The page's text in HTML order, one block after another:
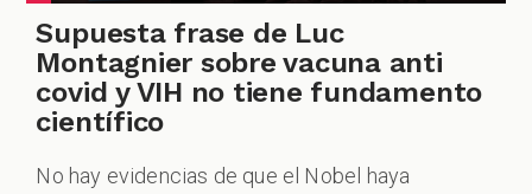
Supuesta frase de Luc
Montagnier sobre vacuna anti
covid y VIH no tiene fundamento
científico
No hay evidencias de que el Nobel haya